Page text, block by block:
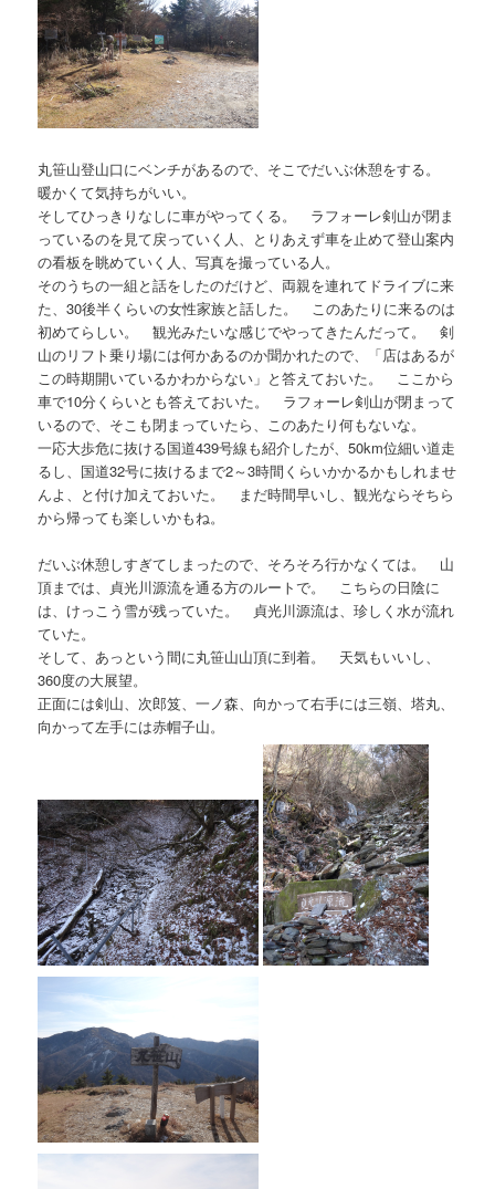
丸笹山登山口にベンチがあるので、そこでだいぶ休憩をする。
暖かくて気持ちがいい。
そしてひっきりなしに車がやってくる。 ラフォーレ剣山が閉ま
っているのを見て戻っていく人、とりあえず車を止めて登山案内
の看板を眺めていく人、写真を撮っている人。
そのうちの一組と話をしたのだけど、両親を連れてドライブに来
た、30後半くらいの女性家族と話した。 このあたりに来るのは
初めてらしい。 観光みたいな感じでやってきたんだって。 剣
山のリフト乗り場には何かあるのか聞かれたので、「店はあるが
この時期開いているかわからない」と答えておいた。 ここから
車で10分くらいとも答えておいた。 ラフォーレ剣山が閉まって
いるので、そこも閉まっていたら、このあたり何もないな。
一応大歩危に抜ける国道439号線も紹介したが、50km位細い道走
るし、国道32号に抜けるまで2～3時間くらいかかるかもしれませ
んよ、と付け加えておいた。 まだ時間早いし、観光ならそちら
から帰っても楽しいかもね。
だいぶ休憩しすぎてしまったので、そろそろ行かなくては。 山
頂までは、貞光川源流を通る方のルートで。 こちらの日陰に
は、けっこう雪が残っていた。 貞光川源流は、珍しく水が流れ
ていた。
そして、あっという間に丸笹山山頂に到着。 天気もいいし、
360度の大展望。
正面には剣山、次郎笈、一ノ森、向かって右手には三嶺、塔丸、
向かって左手には赤帽子山。